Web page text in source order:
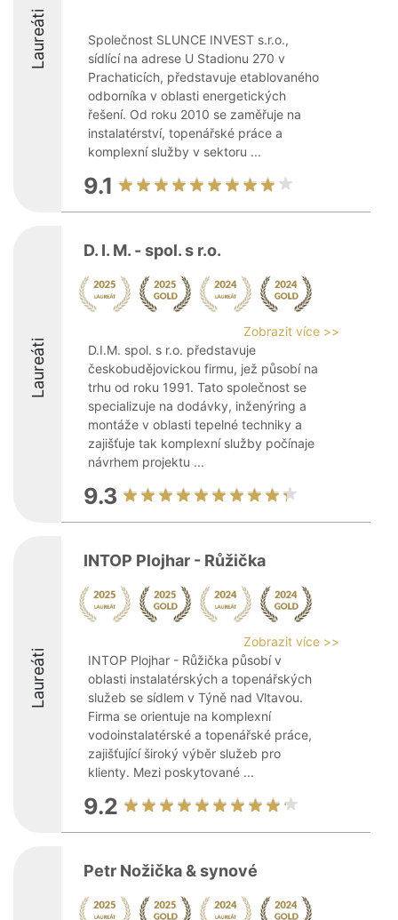
Laureáti
Společnost SLUNCE INVEST s.r.o.,
sídlící na adrese U Stadionu 270 v
Prachaticích, představuje etablovaného
odborníka v oblasti energetických
řešení. Od roku 2010 se zaměřuje na
instalatérství, topenářské práce a
komplexní služby v sektoru ...
9.1
Laureáti
D. I. M. - spol. s r.o.
Zobrazit více >>
D.I.M. spol. s r.o. představuje
českobudějovickou firmu, jež působí na
trhu od roku 1991. Tato společnost se
specializuje na dodávky, inženýring a
montáže v oblasti tepelné techniky a
zajišťuje tak komplexní služby počínaje
návrhem projektu ...
9.3
Laureáti
INTOP Plojhar - Růžička
Zobrazit více >>
INTOP Plojhar - Růžička působí v
oblasti instalatérských a topenářských
služeb se sídlem v Týně nad Vltavou.
Firma se orientuje na komplexní
vodoinstalatérské a topenářské práce,
zajišťující široký výběr služeb pro
klienty. Mezi poskytované ...
9.2
Petr Nožička & synové